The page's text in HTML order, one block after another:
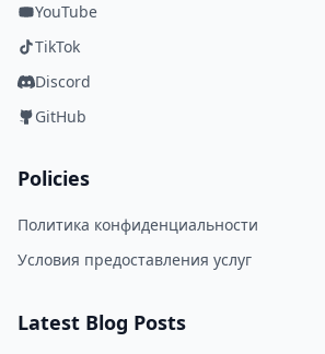
YouTube
TikTok
Discord
GitHub
Policies
Политика конфиденциальности
Условия предоставления услуг
Latest Blog Posts